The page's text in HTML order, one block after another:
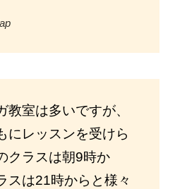
教室は多いですが、
にレッスンを受けら
クラスは朝9時か
スは21時からと様々